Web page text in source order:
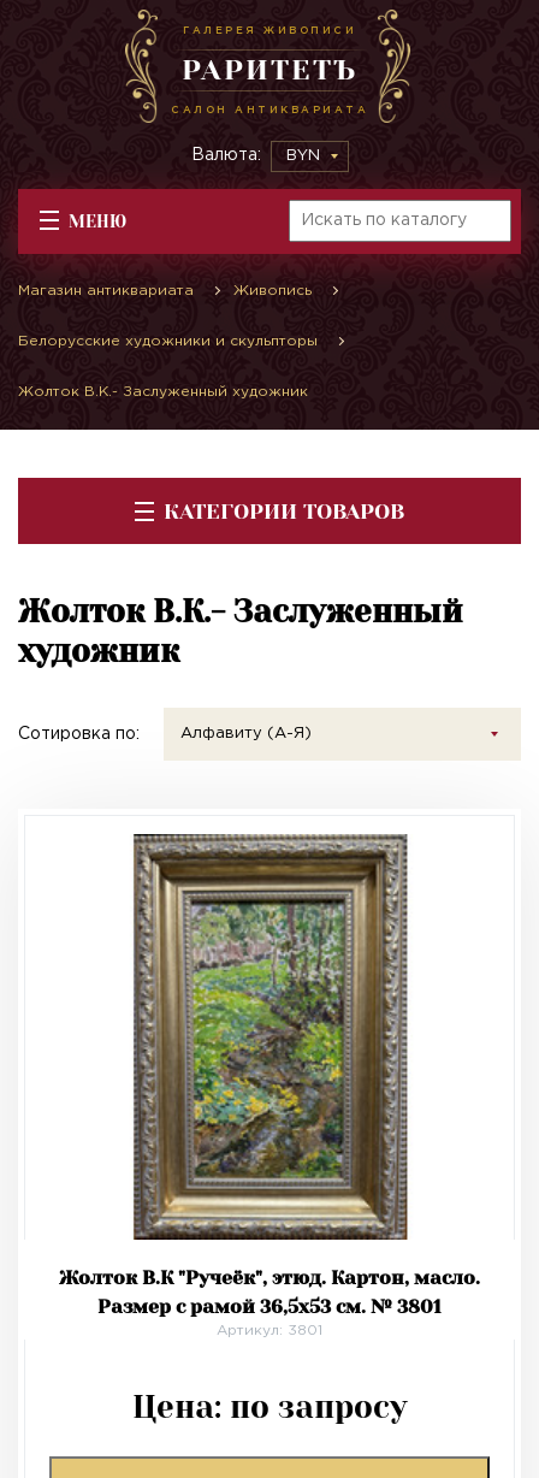
ГАЛЕРЕЯ ЖИВОПИСИ
РАРИТЕТЪ
САЛОН АНТИКВАРИАТА
Валюта: BYN
МЕНЮ
Магазин антиквариата Живопись
Белорусские художники и скульпторы
Жолток В.К.- Заслуженный художник
КАТЕГОРИИ ТОВАРОВ
Жолток В.К.- Заслуженный
художник
Сотировка по: Алфавиту (А-Я)
Жолток В.К "Ручеёк", этюд. Картон, масло.
Размер с рамой 36,5х53 см. № 3801
Артикул: 3801
Цена: по запросу